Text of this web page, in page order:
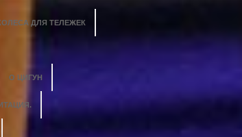
ДЛЯ ТЕЛЕЖЕК
О ЦИГУН